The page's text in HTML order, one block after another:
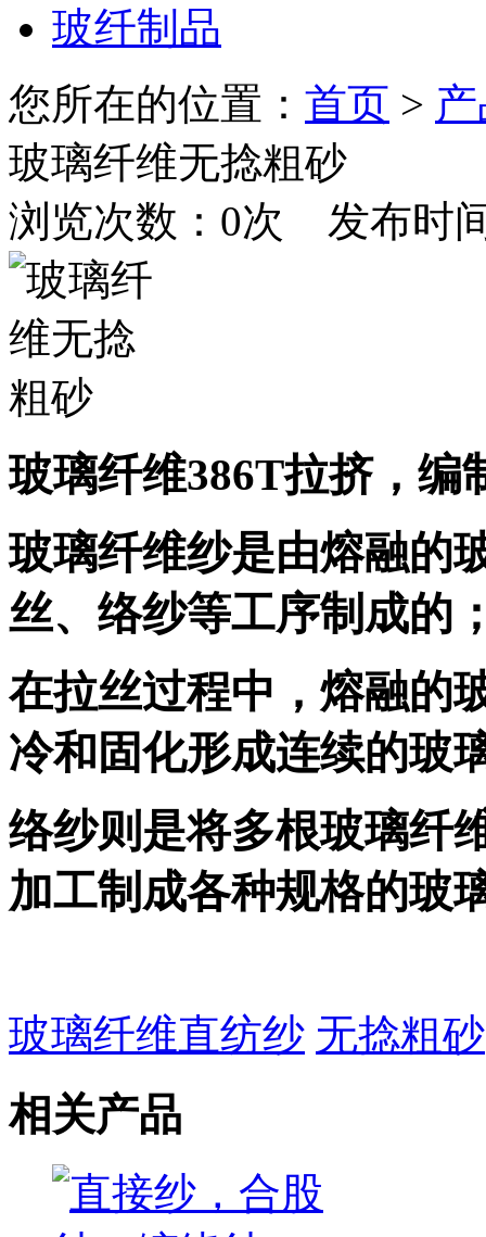
玻纤制品
您所在的位置： 首页 >
玻璃纤维无捻粗砂
浏览次数： 0次 发布时间
玻璃纤维386T拉挤，编
玻璃纤维纱是由熔融的
丝、络纱等工序制成的
在拉丝过程中，熔融的
冷和固化形成连续的玻
络纱则是将多根玻璃纤
加工制成各种规格的玻
玻璃纤维直纺纱 无捻粗砂
相关产品